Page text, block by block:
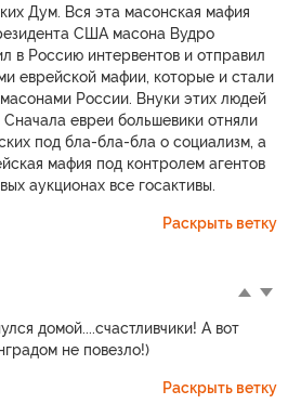
Дум. Вся эта масонская мафия
США масона Вудро
в Россию интервентов и отправил
еврейской мафии, которые и стали
России. Внуки этих людей
евреи большевики отняли
под бла-бла-бла о социализм, а
мафия под контролем агентов
аукционах все госактивы.
Раскрыть ветку
домой....счастливчики! А вот
не повезло!)
Раскрыть ветку